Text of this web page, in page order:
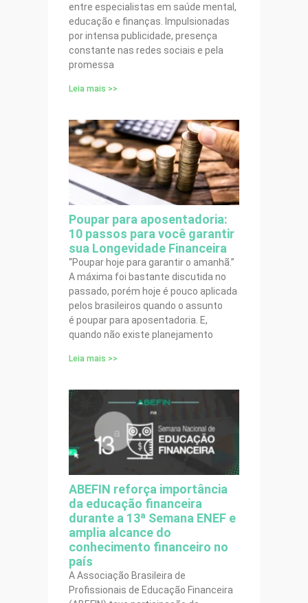
entre especialistas em saúde mental,
educação e finanças. Impulsionadas
por intensa publicidade, presença
constante nas redes sociais e pela
promessa
Leia mais >>
Poupar para aposentadoria:
10 passos para você garantir
sua Longevidade Financeira
“Poupar hoje para garantir o amanhã.”
A máxima foi bastante discutida no
passado, porém hoje é pouco aplicada
pelos brasileiros quando o assunto
é poupar para aposentadoria. E,
quando não existe planejamento
Leia mais >>
ABEFIN reforça importância
da educação financeira
durante a 13ª Semana ENEF e
amplia alcance do
conhecimento financeiro no
país
A Associação Brasileira de
Profissionais de Educação Financeira